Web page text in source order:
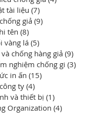
tài liệu (7)
giả (9)
tên (8)
vàng lá(5)
chống hàng giả (9)
nghiệm chống gi (3)
in ấn (15)
ty (4)
và thiết bị (1)
Organization (4)